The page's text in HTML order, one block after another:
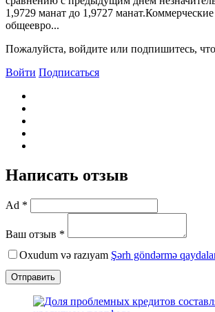
1,9729 манат до 1,9727
общеевро...
Пожалуйста, войдите или подпишитесь,
Войти Подписаться
Написать отзыв
Ad *
Ваш отзыв *
Oxudum və razıyam Şərh göndərmə
Отправить